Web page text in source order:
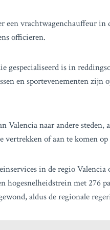
vrachtwagenchauffeur in
officieren.
is in
en sportevenementen zijn
naar andere steden,
of aan te komen
in de regio Valencia
hogesnelheidstrein met 276
aldus de regionale